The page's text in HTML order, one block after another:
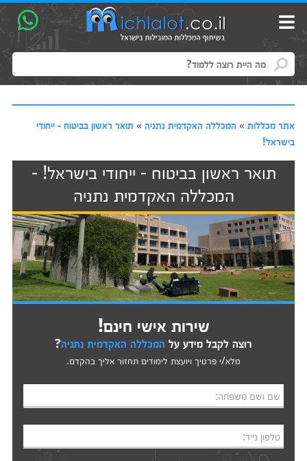
אתר מכללות» המכללה האקדמית נתניה» תואר ראשון בביטוח - ייחודי
בישראל!
תואר ראשון בביטוח - ייחודי בישראל! -
המכללה האקדמית נתניה
שירות אישי חינם!
רוצה לקבל מידע על המכללה האקדמית נתניה?
מלא/י פרטיך ויועצת לימודים תחזור אליך בהקדם.
שם ושם משפחה:
טלפון נייד: